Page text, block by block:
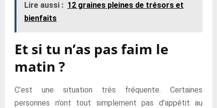
Lire aussi : 12 graines pleines de trésors et
bienfaits
Et si tu n’as pas faim le
matin ?
C’est une situation très fréquente. Certaines
personnes n’ont tout simplement pas d’appétit au